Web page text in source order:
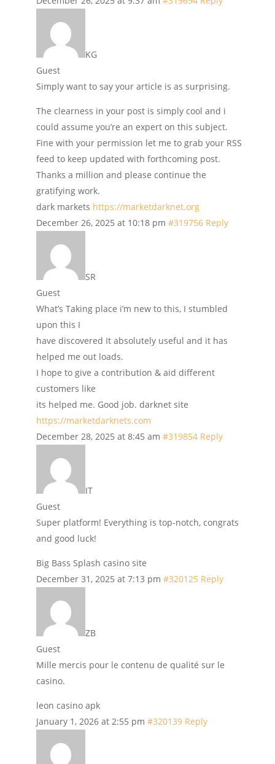
KG
Guest
Simply want to say your article is as surprising.
The clearness in your post is simply cool and i
could assume you’re an expert on this subject.
Fine with your permission let me to grab your RSS
feed to keep updated with forthcoming post.
Thanks a million and please continue the
gratifying work.
dark markets https://marketdarknet.org
December 26, 2025 at 10:18 pm #319756 Reply
SR
Guest
What’s Taking place i’m new to this, I stumbled
upon this I
have discovered It absolutely useful and it has
helped me out loads.
I hope to give a contribution & aid different
customers like
its helped me. Good job. darknet site
https://marketdarknets.com
December 28, 2025 at 8:45 am #319854 Reply
IT
Guest
Super platform! Everything is top-notch, congrats
and good luck!
Big Bass Splash casino site
December 31, 2025 at 7:13 pm #320125 Reply
ZB
Guest
Mille mercis pour le contenu de qualité sur le
casino.
leon casino apk
January 1, 2026 at 2:55 pm #320139 Reply